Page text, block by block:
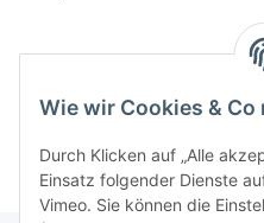
Wie wir Cookies & Co
Durch Klicken auf „Alle
Einsatz folgender Dienste
Vimeo. Sie können die